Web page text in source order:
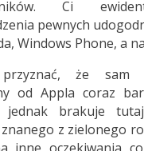
Ci
pewnych
Windows Phone, a
że sam
od Appla coraz
jednak brakuje
z zielonego